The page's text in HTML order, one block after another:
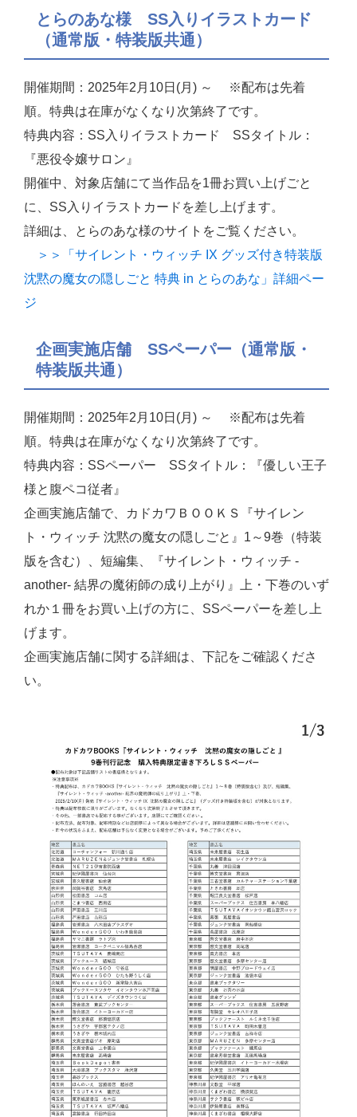
とらのあな様 SS入りイラストカード
（通常版・特装版共通）
開催期間：2025年2月10日(月) ～ ※配布は先着
順。特典は在庫がなくなり次第終了です。
特典内容：SS入りイラストカード SSタイトル：
『悪役令嬢サロン』
開催中、対象店舗にて当作品を1冊お買い上げごと
に、SS入りイラストカードを差し上げます。
詳細は、とらのあな様のサイトをご覧ください。
＞＞「サイレント・ウィッチ IX グッズ付き特装版
沈黙の魔女の隠しごと 特典 in とらのあな」詳細ペー
ジ
企画実施店舗 SSペーパー（通常版・
特装版共通）
開催期間：2025年2月10日(月) ～ ※配布は先着
順。特典は在庫がなくなり次第終了です。
特典内容：SSペーパー SSタイトル：『優しい王子
様と腹ペコ従者』
企画実施店舗で、カドカワＢＯＯＫＳ『サイレン
ト・ウィッチ 沈黙の魔女の隠しごと』1～9巻（特装
版を含む）、短編集、『サイレント・ウィッチ -
another- 結界の魔術師の成り上がり』上・下巻のいず
れか１冊をお買い上げの方に、SSペーパーを差し上
げます。
企画実施店舗に関する詳細は、下記をご確認くださ
い。